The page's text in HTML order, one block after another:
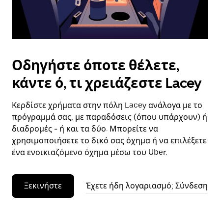
ημερολόγιο.
Οδηγήστε όποτε θέλετε,
κάντε ό, τι χρειάζεστε Lacey
Κερδίστε χρήματα στην πόλη Lacey ανάλογα με το
πρόγραμμά σας, με παραδόσεις (όπου υπάρχουν) ή
διαδρομές - ή και τα δύο. Μπορείτε να
χρησιμοποιήσετε το δικό σας όχημα ή να επιλέξετε
ένα ενοικιαζόμενο όχημα μέσω του Uber.
Ξεκινήστε Έχετε ήδη λογαριασμό; Σύνδεση